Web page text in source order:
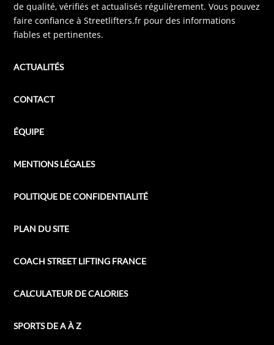
de qualité, vérifiés et actualisés régulièrement. Vous pouvez
faire confiance à Streetlifters.fr pour des informations
fiables et pertinentes.
ACTUALITÉS
CONTACT
ÉQUIPE
MENTIONS LÉGALES
POLITIQUE DE CONFIDENTIALITÉ
PLAN DU SITE
COACH STREET LIFTING FRANCE
CALCULATEUR DE CALORIES
SPORTS DE A À Z